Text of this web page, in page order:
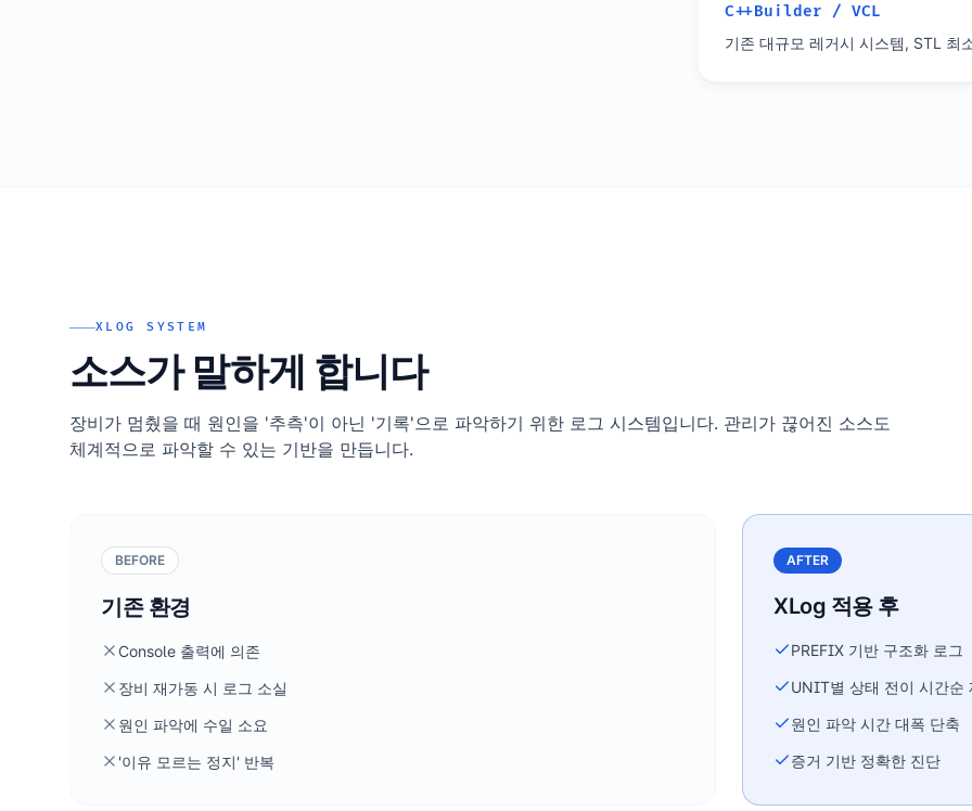
C++Builder / VCL
기존 대규모 레거시 시스템, STL 최
XLOG SYSTEM
소스가 말하게 합니다
장비가 멈췄을 때 원인을 '추측'이 아닌 '기록'으로 파악하기 위한 로그 시스템입니다. 관리가 끊어진 소스도
체계적으로 파악할 수 있는 기반을 만듭니다.
BEFORE
기존 환경
Console 출력에 의존
장비 재가동 시 로그 소실
원인 파악에 수일 소요
'이유 모르는 정지' 반복
AFTER
XLog 적용 후
PREFIX 기반 구조화 로그
UNIT별 상태 전이 시간순
원인 파악 시간 대폭 단축
증거 기반 정확한 진단